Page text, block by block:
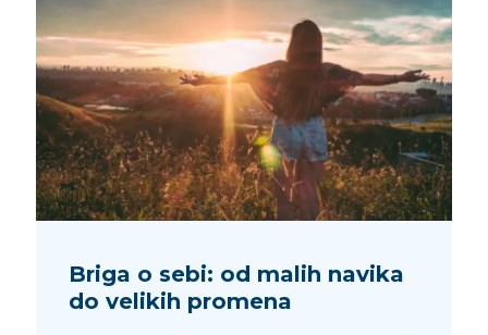
Briga o sebi: od malih navika
do velikih promena